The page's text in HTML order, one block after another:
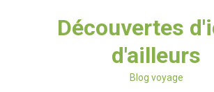
Découvertes
d'ailleurs
Blog voyage